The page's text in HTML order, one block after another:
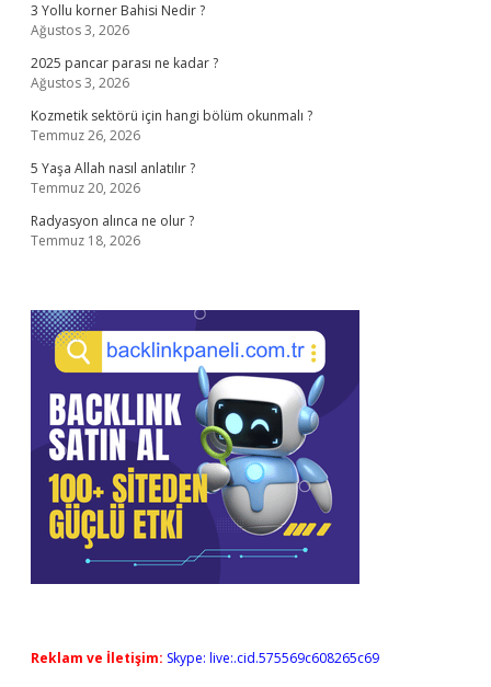
3 Yollu korner Bahisi Nedir ?
Ağustos 3, 2026
2025 pancar parası ne kadar ?
Ağustos 3, 2026
Kozmetik sektörü için hangi bölüm okunmalı ?
Temmuz 26, 2026
5 Yaşa Allah nasıl anlatılır ?
Temmuz 20, 2026
Radyasyon alınca ne olur ?
Temmuz 18, 2026
Reklam ve İletişim: Skype: live:.cid.575569c608265c69